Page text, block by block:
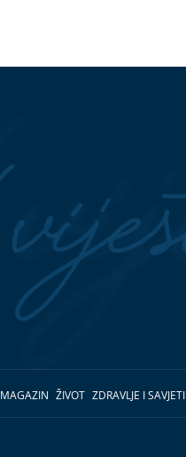
MAGAZIN ŽIVOT ZDRAVLJE I SAVJETI